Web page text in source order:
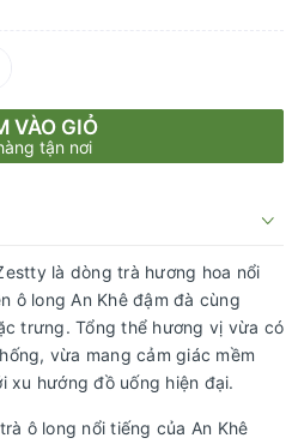
VÀO GIỎ
tận nơi
là dòng trà hương hoa nổi
ô long An Khê đậm đà cùng
trưng. Tổng thể hương vị vừa có
vừa mang cảm giác mềm
xu hướng đồ uống hiện đại.
ô long nổi tiếng của An Khê